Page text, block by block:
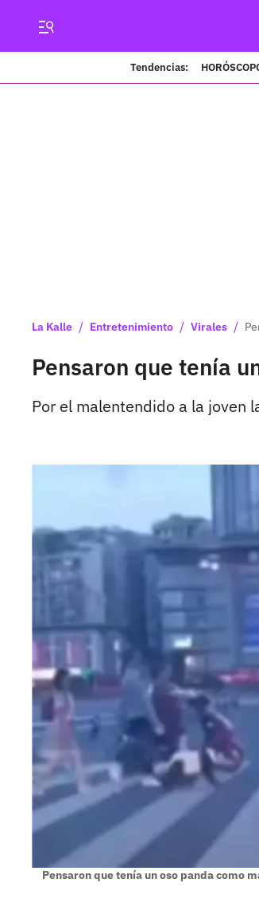
Tendencias:
La Kalle / Entretenimiento / Virales /
Pensaron que tenía
Por el malentendido a la joven
Pensaron que tenía un oso panda como